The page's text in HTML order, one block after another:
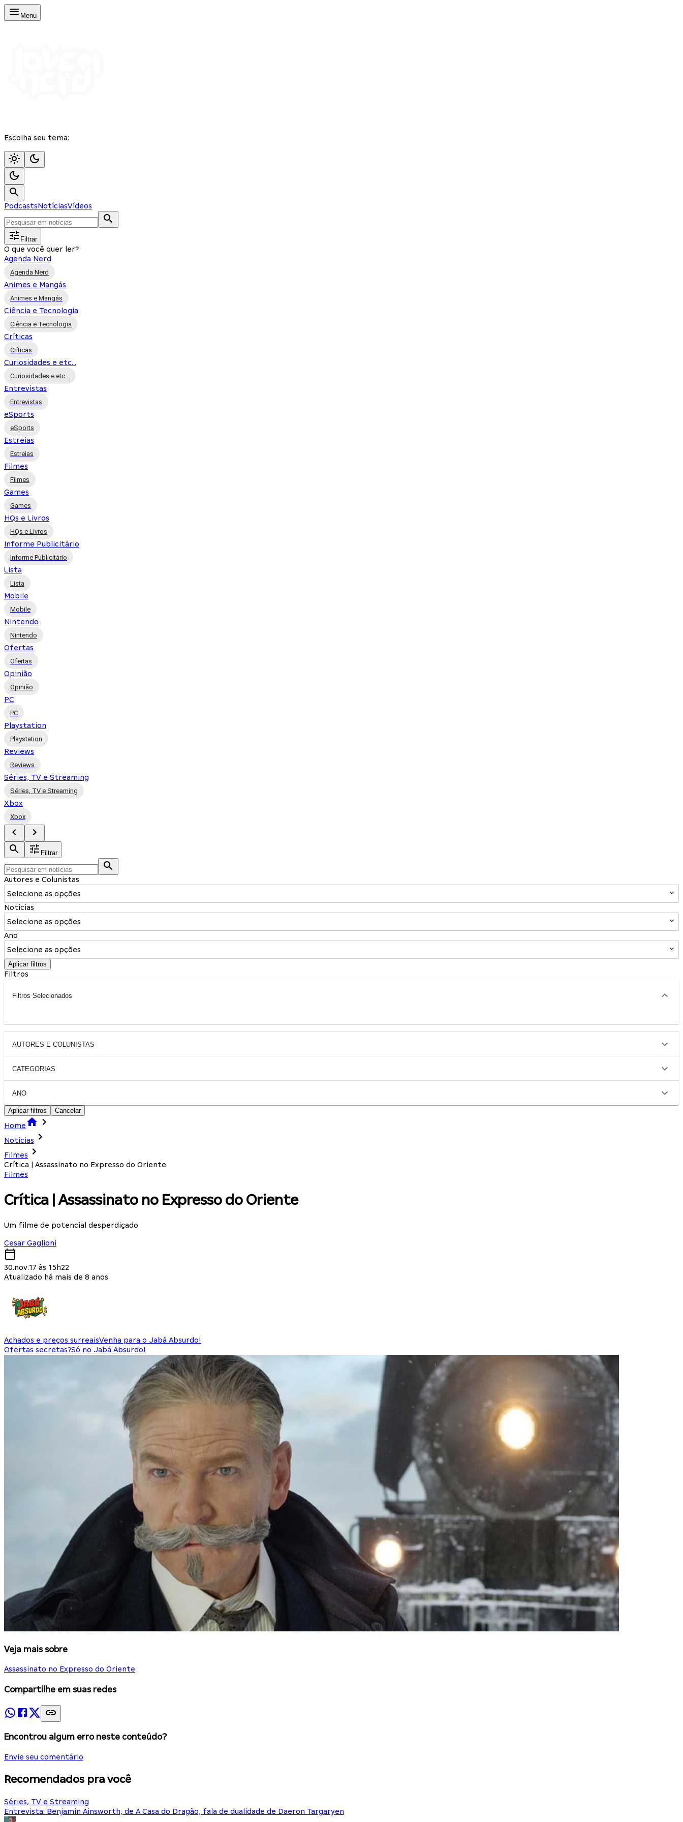
Menu
Escolha seu tema:
PodcastsNotíciasVídeos
Filtrar
O que você quer ler?
Agenda Nerd
Agenda Nerd
Animes e Mangás
Animes e Mangás
Ciência e Tecnologia
Ciência e Tecnologia
Críticas
Críticas
Curiosidades e etc...
Curiosidades e etc...
Entrevistas
Entrevistas
eSports
eSports
Estreias
Estreias
Filmes
Filmes
Games
Games
HQs e Livros
HQs e Livros
Informe Publicitário
Informe Publicitário
Lista
Lista
Mobile
Mobile
Nintendo
Nintendo
Ofertas
Ofertas
Opinião
Opinião
PC
PC
Playstation
Playstation
Reviews
Reviews
Séries, TV e Streaming
Séries, TV e Streaming
Xbox
Xbox
Filtrar
Autores e Colunistas
Selecione as opções
Notícias
Selecione as opções
Ano
Selecione as opções
Aplicar filtros
Filtros
Filtros Selecionados
AUTORES E COLUNISTAS
CATEGORIAS
ANO
Aplicar filtros Cancelar
Home
Notícias
Filmes
Crítica | Assassinato no Expresso do Oriente
Filmes
Crítica | Assassinato no Expresso do Oriente
Um filme de potencial desperdiçado
Cesar Gaglioni
30.nov.17 às 15h22
Atualizado há mais de 8 anos
Achados e preços surreaisVenha para o Jabá Absurdo!
Ofertas secretas?Só no Jabá Absurdo!
Veja mais sobre
Assassinato no Expresso do Oriente
Compartilhe em suas redes
Encontrou algum erro neste conteúdo?
Envie seu comentário
Recomendados pra você
Séries, TV e Streaming
Entrevista: Benjamin Ainsworth, de A Casa do Dragão, fala de dualidade de Daeron Targaryen